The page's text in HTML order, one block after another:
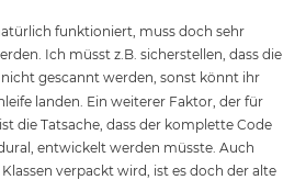
funktioniert, muss doch sehr
Ich müsst z.B. sicherstellen, dass die
nicht gescannt werden, sonst könnt ihr
landen. Ein weiterer Faktor, der für
die Tatsache, dass der komplette Code
entwickelt werden müsste. Auch
verpackt wird, ist es doch der alte